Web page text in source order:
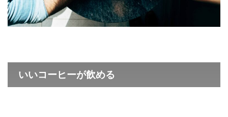
いいコーヒーが飲める